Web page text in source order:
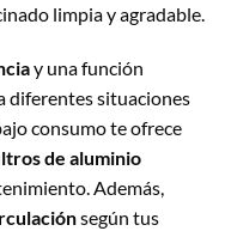
limpia y agradable.
y una función
diferentes situaciones
consumo te ofrece
de aluminio
Además,
según tus